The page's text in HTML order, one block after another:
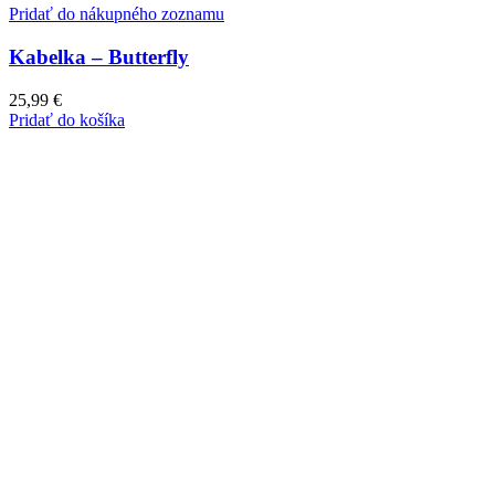
Pridať do nákupného zoznamu
Kabelka – Butterfly
25,99 €
Pridať do košíka